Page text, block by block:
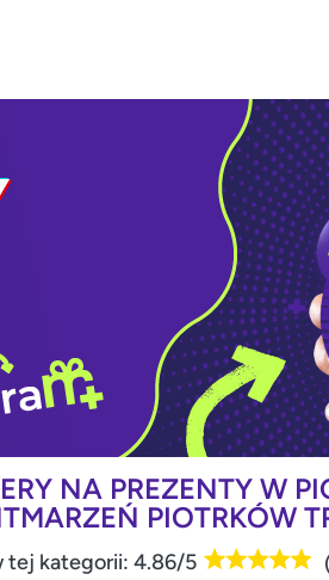
NA PREZENTY W
PIOTRKÓW
tej kategorii: 4.86/5